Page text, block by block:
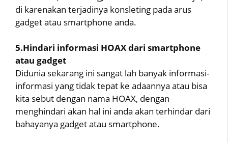
di karenakan terjadinya konsleting pada arus
gadget atau smartphone anda.
5.Hindari informasi HOAX dari smartphone
atau gadget
Didunia sekarang ini sangat lah banyak informasi-
informasi yang tidak tepat ke adaannya atau bisa
kita sebut dengan nama HOAX, dengan
menghindari akan hal ini anda akan terhindar dari
bahayanya gadget atau smartphone.